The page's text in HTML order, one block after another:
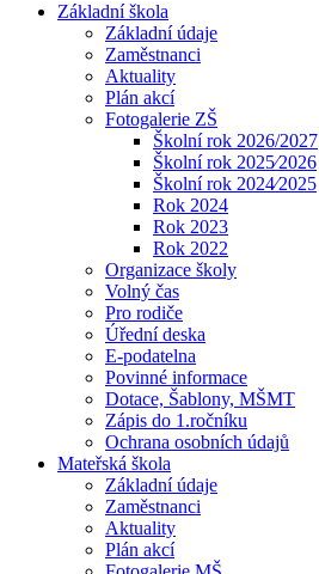
Základní škola
Základní údaje
Zaměstnanci
Aktuality
Plán akcí
Fotogalerie ZŠ
Školní rok 2026/2027
Školní rok 2025⁄2026
Školní rok 2024⁄2025
Rok 2024
Rok 2023
Rok 2022
Organizace školy
Volný čas
Pro rodiče
Úřední deska
E-podatelna
Povinné informace
Dotace, Šablony, MŠMT
Zápis do 1.ročníku
Ochrana osobních údajů
Mateřská škola
Základní údaje
Zaměstnanci
Aktuality
Plán akcí